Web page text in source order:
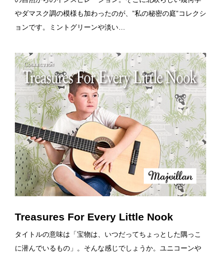
やダマスク調の模様も加わったのが、”私の秘密の庭”コレクシ
ョンです。ミントグリーンや淡い…
Treasures For Every Little Nook
タイトルの意味は「宝物は、いつだってちょっとした隅っこ
に潜んでいるもの」。そんな感じでしょうか。ユニコーンや